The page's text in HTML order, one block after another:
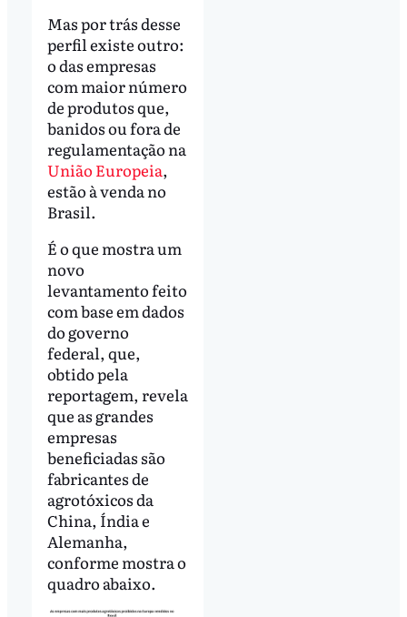
Mas por trás desse
perfil existe outro:
o das empresas
com maior número
de produtos que,
banidos ou fora de
regulamentação na
União Europeia,
estão à venda no
Brasil.
É o que mostra um
novo
levantamento feito
com base em dados
do governo
federal, que,
obtido pela
reportagem, revela
que as grandes
empresas
beneficiadas são
fabricantes de
agrotóxicos da
China, Índia e
Alemanha,
conforme mostra o
quadro abaixo.